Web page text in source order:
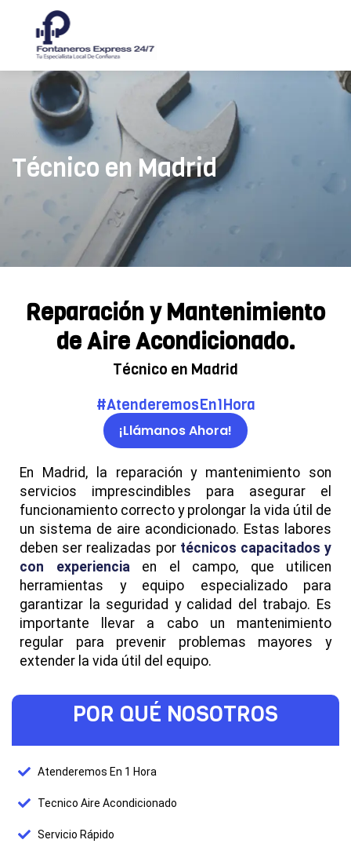
Técnico en Madrid
Reparación y Mantenimiento
de Aire Acondicionado.
Técnico en Madrid
#AtenderemosEn1Hora
¡Llámanos Ahora!
En Madrid, la reparación y mantenimiento son
servicios imprescindibles para asegurar el
funcionamiento correcto y prolongar la vida útil de
un sistema de aire acondicionado. Estas labores
deben ser realizadas por técnicos capacitados y
con experiencia en el campo, que utilicen
herramientas y equipo especializado para
garantizar la seguridad y calidad del trabajo. Es
importante llevar a cabo un mantenimiento
regular para prevenir problemas mayores y
extender la vida útil del equipo.
POR QUÉ NOSOTROS
Atenderemos En 1 Hora
Tecnico Aire Acondicionado
Servicio Rápido